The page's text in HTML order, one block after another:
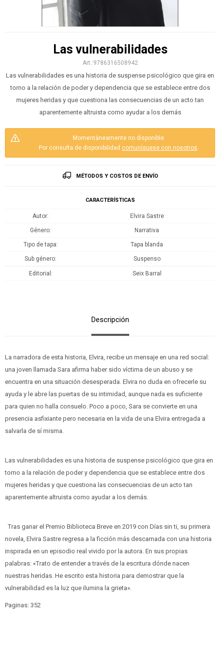
Las vulnerabilidades
9786316508942
Las vulnerabilidades es una historia de suspense psicológico que gira en
torno a la relación de poder y dependencia que se establece entre dos
mujeres heridas y que cuestiona las consecuencias de un acto tan
aparentemente altruista como ayudar a los demás
Momentáneamente no disponible.
Por consulta de disponibilidad comuníquese con nosotros.
MÉTODOS Y COSTOS DE ENVÍO
CARACTERÍSTICAS
Autor Elvira Sastre
Género Narrativa
Tipo de tapa Tapa blanda
Sub género Suspenso
Editorial Seix Barral
Descripción
La narradora de esta historia, Elvira, recibe un mensaje en una red social:
una joven llamada Sara afirma haber sido víctima de un abuso y se
encuentra en una situación desesperada. Elvira no duda en ofrecerle su
ayuda y le abre las puertas de su intimidad, aunque nada es suficiente
para quien no halla consuelo. Poco a poco, Sara se convierte en una
presencia asfixiante pero necesaria en la vida de una Elvira entregada a
salvarla de sí misma.
Las vulnerabilidades es una historia de suspense psicológico que gira en
torno a la relación de poder y dependencia que se establece entre dos
mujeres heridas y que cuestiona las consecuencias de un acto tan
aparentemente altruista como ayudar a los demás.
Tras ganar el Premio Biblioteca Breve en 2019 con Días sin ti, su primera
novela, Elvira Sastre regresa a la ficción más descarnada con una historia
inspirada en un episodio real vivido por la autora. En sus propias
palabras: «Trato de entender a través de la escritura dónde nacen
nuestras heridas. He escrito esta historia para demostrar que la
vulnerabilidad es la luz que ilumina la grieta».
Paginas: 352